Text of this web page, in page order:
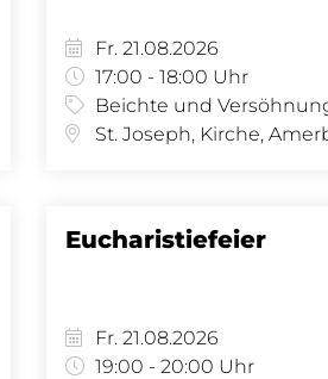
Fr. 21.08.2026
17:00 - 18:00 Uhr
Eucharistiefeier
Fr. 21.08.2026
19:00 - 20:00 Uhr